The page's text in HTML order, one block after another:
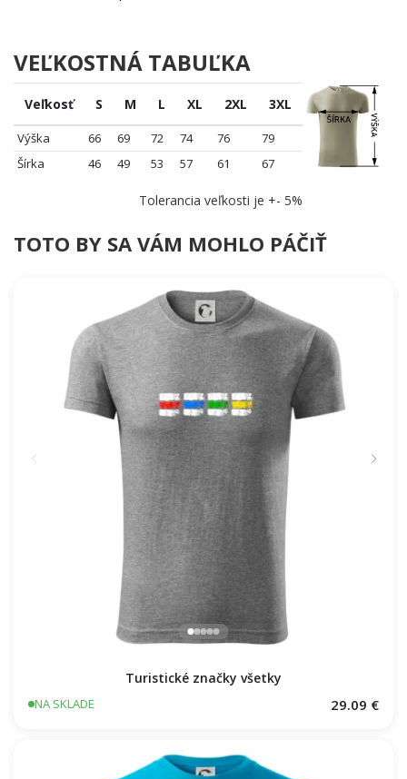
Sněžka v tomto podání není jen suvenýr, je to vyjádření identity.
VEĽKOSTNÁ TABUĽKA
Veľkosť S M L XL 2XL 3XL
Výška 66 69 72 74 76
79
Šírka
46 49 53 57 61 67
Tolerancia veľkosti je +- 5%
TOTO BY SA VÁM MOHLO PÁČIŤ
Turistické značky všetky
NA SKLADE 29.09 €